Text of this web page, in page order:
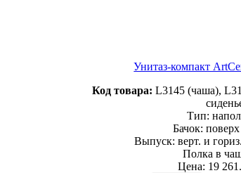
Унитаз-компакт
Код товара: L3145 (чаша),
Тип:
Бачок: поверх
Выпуск: верт. и
Полка в
Цена: 19